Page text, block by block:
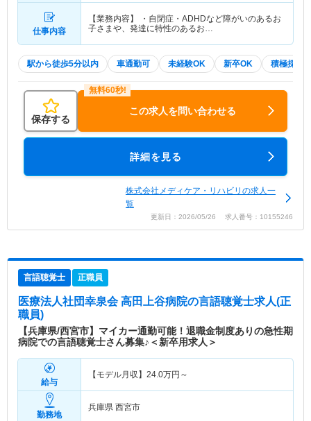
仕事内容
【業務内容】 ・自閉症・ADHDなど障がいのあるお
子さまや、発達に特性のあるお…
駅から徒歩5分以内 車通勤可 未経験OK 新卒OK 積極採用
保存する
この求人を問い合わせる
詳細を見る
株式会社メディケア・リハビリの求人一
覧
更新日：2026/05/26 求人番号：10155246
言語聴覚士 正職員
医療法人社団幸泉会 高田上谷病院の言語聴覚士求人(正
職員)
【兵庫県/西宮市】マイカー通勤可能！退職金制度ありの急性期
病院での言語聴覚士さん募集♪＜新卒用求人＞
給与
【モデル月収】 24.0万円～
勤務地
兵庫県 西宮市